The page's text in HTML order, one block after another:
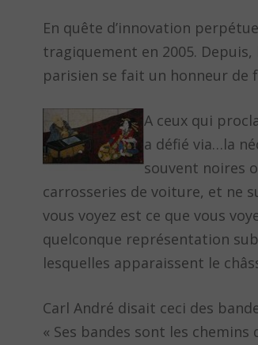
En quête d’innovation
tragiquement en 2005.
parisien se fait un honneur de
A ceux qui
a défié via…la
souvent noires
carrosseries de voiture, et ne
vous voyez est ce que vous
quelconque représentation
lesquelles apparaissent le
Carl André disait ceci des
« Ses bandes sont les